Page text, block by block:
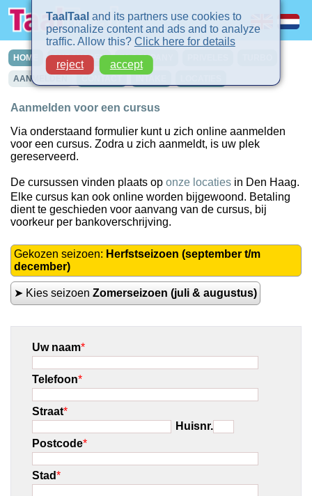
HOME CURSUSSEN IN-COMPANY
AANMELDEN
Aanmelden voor een cursus
Via onderstaand formulier kunt u zich online aanmelden
voor een cursus. Zodra u zich aanmeldt, is uw plek
gereserveerd.
De cursussen vinden plaats op onze locaties in Den Haag.
Elke cursus kan ook online worden bijgewoond. Betaling
dient te geschieden voor aanvang van de cursus, bij
voorkeur per bankoverschrijving.
Gekozen seizoen: Herfstseizoen (september t/m
december)
➤ Kies seizoen Zomerseizoen (juli & augustus)
Uw naam*
Telefoon*
Straat*
Huisnr.
Postcode*
Stad*
TaalTaal and its partners use cookies to
personalize content and ads and to analyze
traffic. Allow this? Click here for details
reject
accept